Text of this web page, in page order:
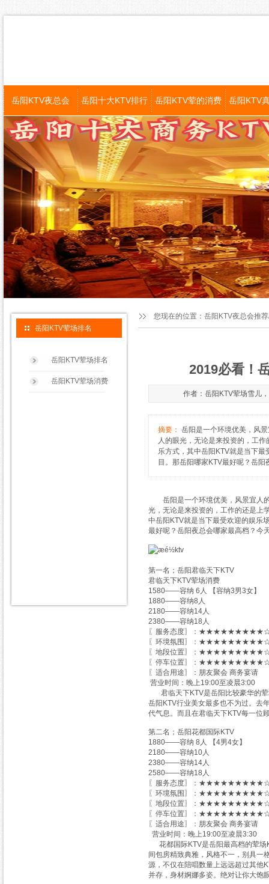
岳阳KTV夜总会 岳阳十大KTV排行 岳阳KTV荤的消费 岳阳KTV
您现在的位置： 岳阳KTV夜总会推
岳阳KTV荤场排名
岳阳KTV荤场排名
岳阳KTV荤场消费
2019必看！
作者：岳阳KTV荤场雪
摘要： 岳阳是一个环境优美，风
人的眼光，无论是来投资的，工
乐方式，其中岳阳KTV就是当下
目。那岳阳哪家KTV最好呢？岳
岳阳是一个环境优美，风景宜人的
光，无论是来投资的，工作的还是上
中岳阳KTV就是当下最受欢迎的娱乐
最好呢？岳阳夜总会哪家最高档？今
第一名；岳阳君临天下KTV
君临天下KTV荤场消费
1580——容纳 6人 【容纳3男3女】
1880——容纳8人
2180——容纳14人
2380——容纳18人
〖服务态度〗：
〖环境氛围〗：
〖地段位置〗：
〖停车位置〗：
〖适合用途〗：朋友聚会 商务宴请
营业时间：晚上19:00至凌晨3:00
君临天下KTV是岳阳比较豪华的荤
岳阳KTV行业美女最多也不为过。去
代气息。而且在君临天下KTV每一位
第二名；岳阳花都国际KTV
1880——容纳 8人 【4男4女】
2180——容纳10人
2380——容纳14人
2580——容纳18人
〖服务态度〗：
〖环境氛围〗：
〖地段位置〗：
〖停车位置〗：
〖适合用途〗：朋友聚会 商务宴请
营业时间：晚上19:00至凌晨3:30
花都国际KTV是岳阳最高档的荤场
间包房精致典雅，风格不一，别具一
源，不仅在陪唱数量上远远超过其他
并存，身材婀娜多姿。绝对让你大饱